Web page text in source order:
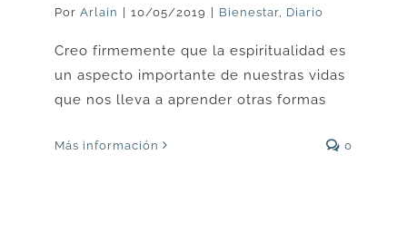
Por Arlain 10/05/2019 Bienestar Diario
Creo firmemente que la espiritualidad es
un aspecto importante de nuestras vidas
que nos lleva a aprender otras formas
Más información 0